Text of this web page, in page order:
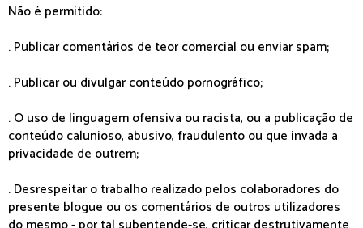
Não é permitido:
. Publicar comentários de teor comercial ou enviar spam;
. Publicar ou divulgar conteúdo pornográfico;
. O uso de linguagem ofensiva ou racista, ou a publicação de
conteúdo calunioso, abusivo, fraudulento ou que invada a
privacidade de outrem;
. Desrespeitar o trabalho realizado pelos colaboradores do
presente blogue ou os comentários de outros utilizadores